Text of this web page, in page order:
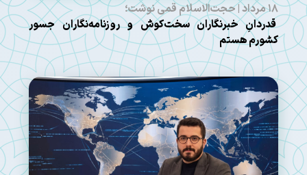
۱۸ مرداد | حجت‌الاسلام قمی نوشت؛
قدردانِ خبرنگاران سخت‌کوش و روزنامه‌نگاران جسور
کشورم هستم